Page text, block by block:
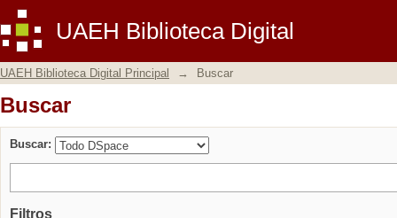
UAEH Biblioteca Digital
Buscar
UAEH Biblioteca Digital Principal → Buscar
Buscar
Buscar:
Filtros